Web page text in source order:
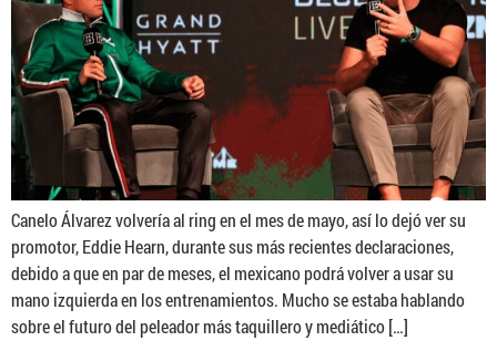
Canelo Álvarez volvería al ring en el mes de mayo, así lo dejó ver su
promotor, Eddie Hearn, durante sus más recientes declaraciones,
debido a que en par de meses, el mexicano podrá volver a usar su
mano izquierda en los entrenamientos. Mucho se estaba hablando
sobre el futuro del peleador más taquillero y mediático […]